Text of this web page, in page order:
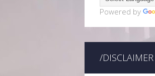
Powered by
/DISCLAIMER